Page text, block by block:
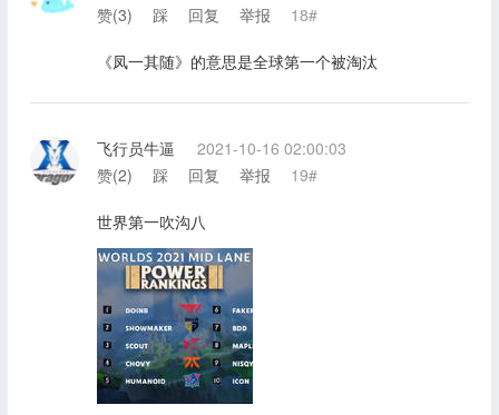
赞(3) 踩 回复 举报 18#
《凤一其随》的意思是全球第一个被淘汰
飞行员牛逼
2021-10-16 02:00:03
赞(2) 踩 回复 举报 19#
世界第一吹沟八